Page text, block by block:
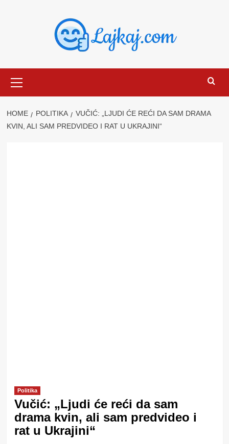
Menu
HOME POLITIKA
VUČIĆ: „LJUDI ĆE REĆI DA SAM DRAMA
KVIN, ALI SAM PREDVIDEO I RAT U UKRAJINI“
Politika
Vučić: „Ljudi će reći da sam
drama kvin, ali sam predvideo i
rat u Ukrajini“